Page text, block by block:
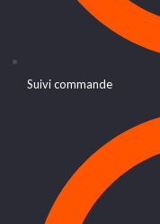
Suivi commande